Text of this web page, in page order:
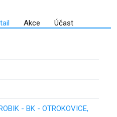
Akce Účast
- BK - OTROKOVICE,